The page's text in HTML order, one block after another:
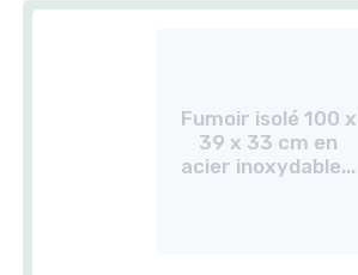
Fumoir isolé 100 x
39 x 33 cm en
acier inoxydable...